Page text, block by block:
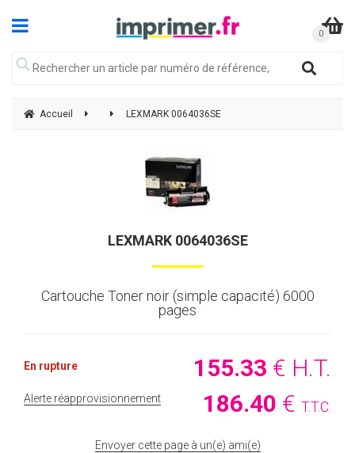
Accueil LEXMARK 0064036SE
LEXMARK 0064036SE
Cartouche Toner noir (simple capacité) 6000
pages
155.33 € H.T.
186.40 € T.T.C.
En rupture
Alerte réapprovisionnement
Envoyer cette page à un(e) ami(e)